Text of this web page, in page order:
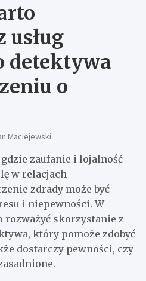
usług
detektywa
o
Maciejewski
zaufanie i lojalność
w relacjach
zdrady może być
i niepewności. W
rozważyć skorzystanie z
który pomoże zdobyć
dostarczy pewności, czy